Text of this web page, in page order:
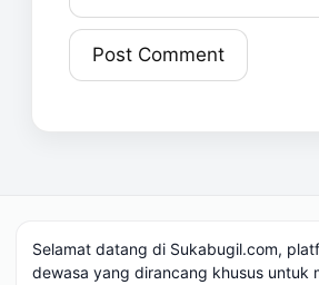
Selamat datang di Sukabugil.com,
dewasa yang dirancang khusus untuk